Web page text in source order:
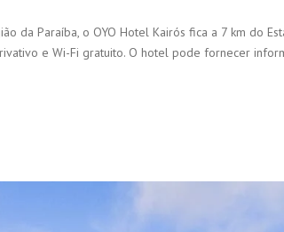
da Paraíba, o OYO Hotel Kairós fica a 7 km do
e Wi-Fi gratuito. O hotel pode fornecer